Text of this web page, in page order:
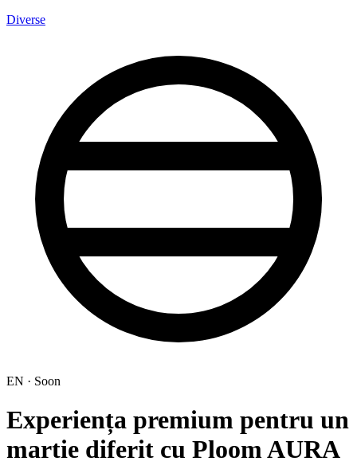
Diverse
EN · Soon
Experiența premium pentru un
martie diferit cu Ploom AURA